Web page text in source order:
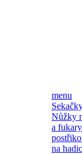
menu
Nůžky
a fukary
na